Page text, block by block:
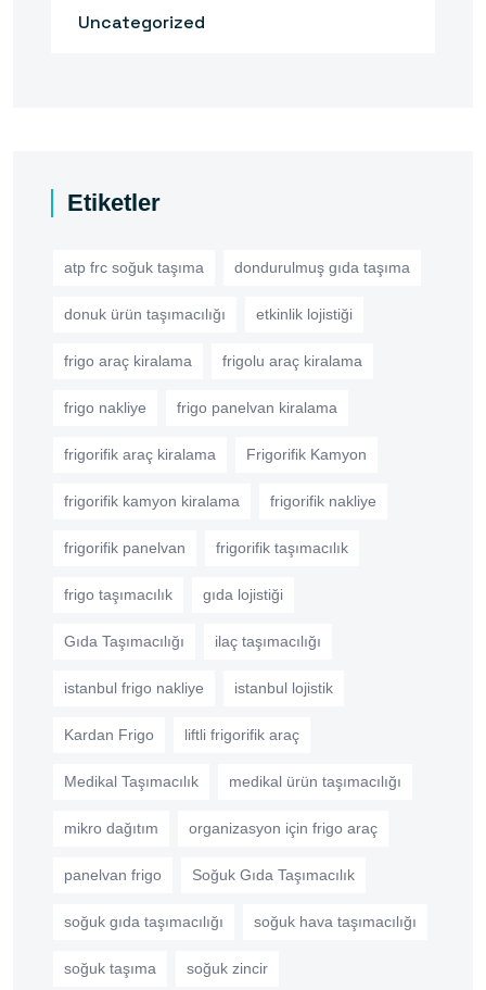
Uncategorized
Etiketler
atp frc soğuk taşıma dondurulmuş gıda taşıma
donuk ürün taşımacılığı etkinlik lojistiği
frigo araç kiralama frigolu araç kiralama
frigo nakliye frigo panelvan kiralama
frigorifik araç kiralama Frigorifik Kamyon
frigorifik kamyon kiralama frigorifik nakliye
frigorifik panelvan frigorifik taşımacılık
frigo taşımacılık gıda lojistiği
Gıda Taşımacılığı ilaç taşımacılığı
istanbul frigo nakliye istanbul lojistik
Kardan Frigo liftli frigorifik araç
Medikal Taşımacılık medikal ürün taşımacılığı
mikro dağıtım organizasyon için frigo araç
panelvan frigo Soğuk Gıda Taşımacılık
soğuk gıda taşımacılığı soğuk hava taşımacılığı
soğuk taşıma soğuk zincir